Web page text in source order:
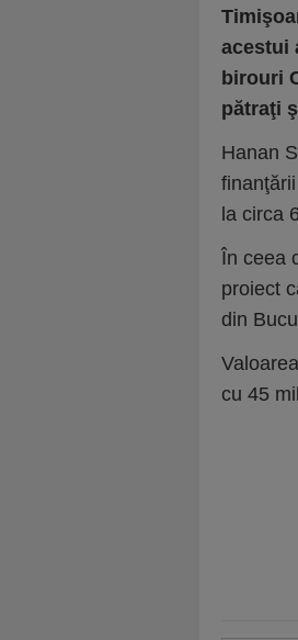
acestui
birouri
pătraţi
Hanan
la circa
În ceea
proiect
din
cu 45